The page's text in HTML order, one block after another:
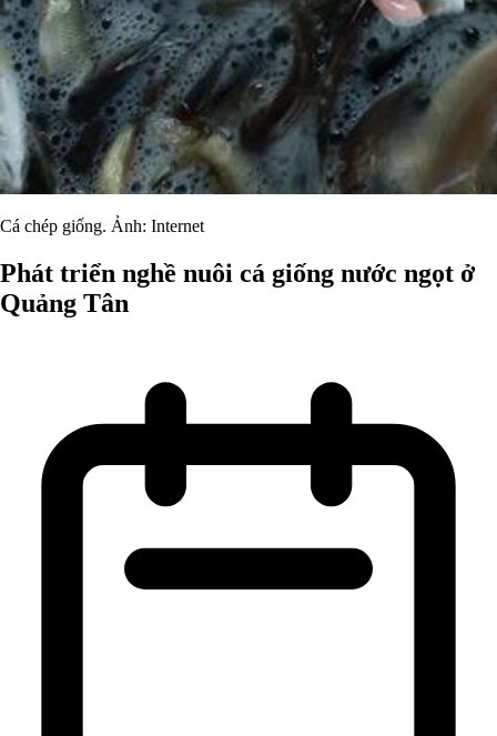
Cá chép giống. Ảnh: Internet
Phát triển nghề nuôi cá giống nước ngọt ở
Quảng Tân